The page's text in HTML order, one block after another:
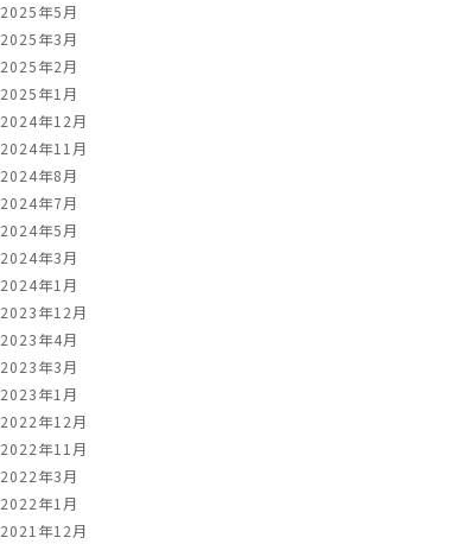
2025年5月
2025年3月
2025年2月
2025年1月
2024年12月
2024年11月
2024年8月
2024年7月
2024年5月
2024年3月
2024年1月
2023年12月
2023年4月
2023年3月
2023年1月
2022年12月
2022年11月
2022年3月
2022年1月
2021年12月